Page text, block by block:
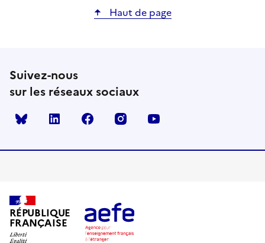
Haut de page
Suivez-nous
sur les réseaux sociaux
Bluesky linkedin facebook instagram
RÉPUBLIQUE
FRANÇAISE